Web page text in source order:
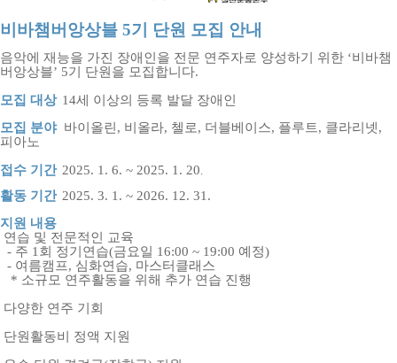
비바챔버앙상블 5기 단원 모집 안내
음악에 재능을 가진 장애인을 전문 연주자로 양성하기 위한 ‘비바챔
버앙상블’ 5기 단원을 모집합니다.
모집 대상 14세 이상의 등록 발달 장애인
모집 분야 바이올린, 비올라, 첼로, 더블베이스, 플루트, 클라리넷,
피아노
접수 기간 2025. 1. 6. ~ 2025. 1. 20
활동 기간 2025. 3. 1. ~ 2026. 12. 31.
지원 내용
연습 및 전문적인 교육
- 주 1 회 정기연습(금요일 16:00 ~ 19:00 예정)
- 여름캠프, 심화연습, 마스터클래스
* 소규모 연주활동을 위해 추가 연습 진행
다양한 연주 기회
단원활동비 정액 지원